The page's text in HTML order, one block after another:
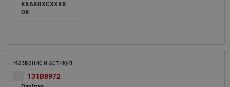
XXAXBXCXXXX
DX
131B8972